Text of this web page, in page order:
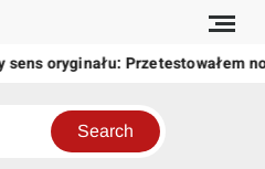
oryginału: Przetestowałem